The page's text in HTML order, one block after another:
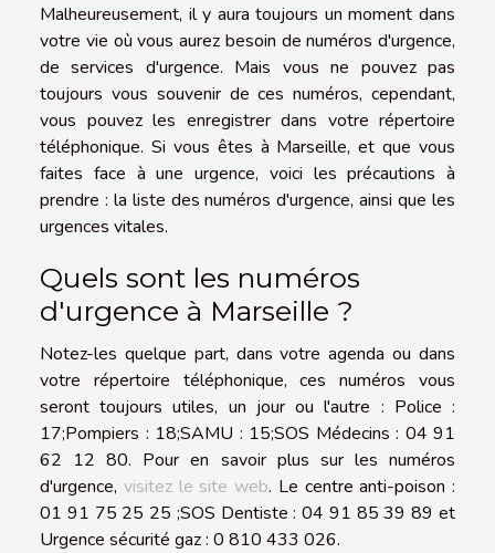
Malheureusement, il y aura toujours un moment dans
votre vie où vous aurez besoin de numéros d'urgence,
de services d'urgence. Mais vous ne pouvez pas
toujours vous souvenir de ces numéros, cependant,
vous pouvez les enregistrer dans votre répertoire
téléphonique. Si vous êtes à Marseille, et que vous
faites face à une urgence, voici les précautions à
prendre : la liste des numéros d'urgence, ainsi que les
urgences vitales.
Quels sont les numéros
d'urgence à Marseille ?
Notez-les quelque part, dans votre agenda ou dans
votre répertoire téléphonique, ces numéros vous
seront toujours utiles, un jour ou l'autre : Police :
17;Pompiers : 18;SAMU : 15;SOS Médecins : 04 91
62 12 80. Pour en savoir plus sur les numéros
d'urgence, visitez le site web. Le centre anti-poison :
01 91 75 25 25 ;SOS Dentiste : 04 91 85 39 89 et
Urgence sécurité gaz : 0 810 433 026.